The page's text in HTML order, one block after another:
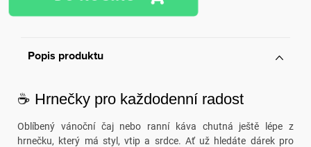
Popis produktu
☕ Hrnečky pro každodenní radost
Oblíbený vánoční čaj nebo ranní káva chutná ještě lépe z
hrnečku, který má styl, vtip a srdce. Ať už hledáte dárek pro